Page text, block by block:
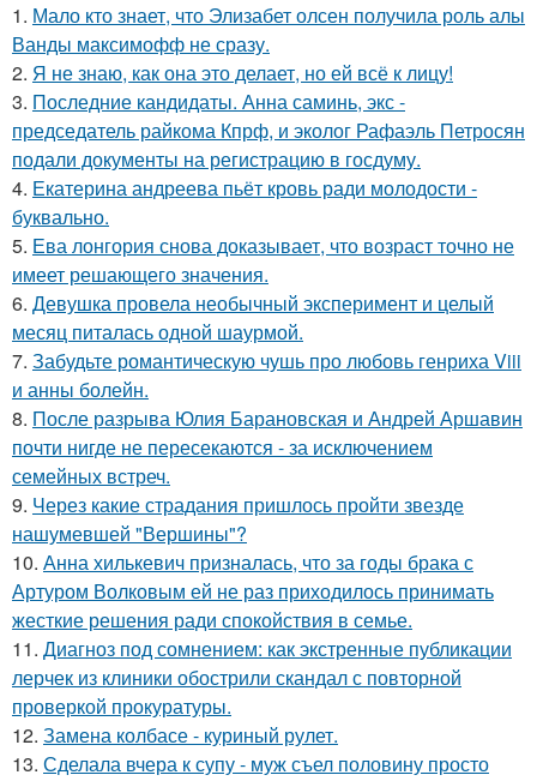
1. Мало кто знает, что Элизабет олсен получила роль алы
Ванды максимофф не сразу.
2. Я не знаю, как она это делает, но ей всё к лицу!
3. Последние кандидаты. Анна саминь, экс -
председатель райкома Кпрф, и эколог Рафаэль Петросян
подали документы на регистрацию в госдуму.
4. Екатерина андреева пьёт кровь ради молодости -
буквально.
5. Ева лонгория снова доказывает, что возраст точно не
имеет решающего значения.
6. Девушка провела необычный эксперимент и целый
месяц питалась одной шаурмой.
7. Забудьте романтическую чушь про любовь генриха Viii
и анны болейн.
8. После разрыва Юлия Барановская и Андрей Аршавин
почти нигде не пересекаются - за исключением
семейных встреч.
9. Через какие страдания пришлось пройти звезде
нашумевшей "Вершины"?
10. Анна хилькевич призналась, что за годы брака с
Артуром Волковым ей не раз приходилось принимать
жесткие решения ради спокойствия в семье.
11. Диагноз под сомнением: как экстренные публикации
лерчек из клиники обострили скандал с повторной
проверкой прокуратуры.
12. Замена колбасе - куриный рулет.
13. Сделала вчера к супу - муж съел половину просто